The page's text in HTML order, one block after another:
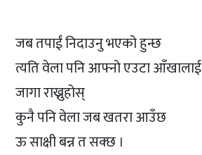
जब तपाईं निदाउनु भएको हुन्छ
त्यति वेला पनि आफ्नो एउटा आँखालाई
जागा राख्नुहोस्
कुनै पनि वेला जब खतरा आउँछ
ऊ साक्षी बन्न त सक्छ ।